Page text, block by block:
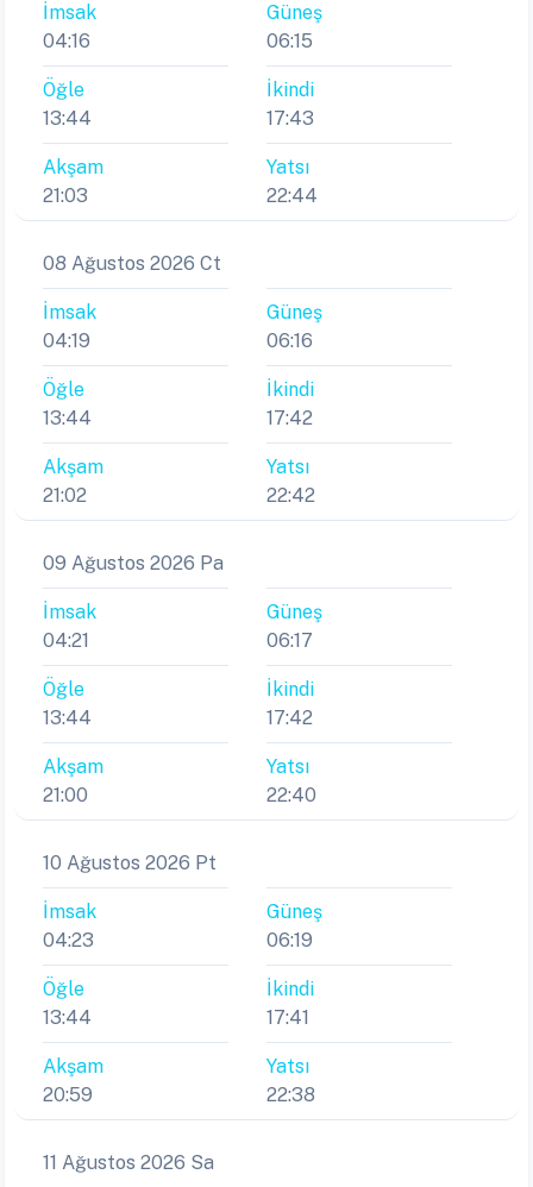
İmsak
04:16
Güneş
06:15
Öğle
13:44
İkindi
17:43
Akşam
21:03
Yatsı
22:44
08 Ağustos 2026 Ct
İmsak
04:19
Güneş
06:16
Öğle
13:44
İkindi
17:42
Akşam
21:02
Yatsı
22:42
09 Ağustos 2026 Pa
İmsak
04:21
Güneş
06:17
Öğle
13:44
İkindi
17:42
Akşam
21:00
Yatsı
22:40
10 Ağustos 2026 Pt
İmsak
04:23
Güneş
06:19
Öğle
13:44
İkindi
17:41
Akşam
20:59
Yatsı
22:38
11 Ağustos 2026 Sa